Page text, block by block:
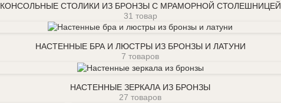
КОНСОЛЬНЫЕ СТОЛИКИ ИЗ БРОНЗЫ С МРАМОРНОЙ СТОЛЕШНИЦЕЙ
31 товар
НАСТЕННЫЕ БРА И ЛЮСТРЫ ИЗ БРОНЗЫ И ЛАТУНИ
7 товаров
Настенные бра и люстры из бронзы и латуни
НАСТЕННЫЕ ЗЕРКАЛА ИЗ БРОНЗЫ
27 товаров
Настенные зеркала из бронзы